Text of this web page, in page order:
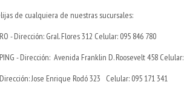
de cualquiera de nuestras sucursales:
- Dirección: Gral. Flores 312 Celular: 095 846 780
- Dirección: Avenida Franklin D. Roosevelt 458
Jose Enrique Rodó 323 Celular: 095 171 341